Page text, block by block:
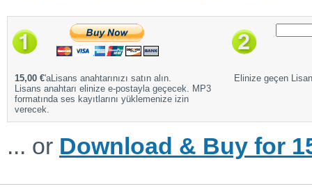
15,00 €'aLisans anahtarınızı satın alın.
Lisans anahtarı elinize e-postayla geçecek. MP3
formatında ses kayıtlarını yüklemenize izin
verecek.
Elinize geçen
... or Download & Buy for